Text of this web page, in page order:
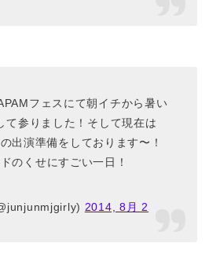
フェスにて朝イチから暑い
て参りました！そして現在は
出演準備をしております〜！
のくせにすごい一日！
2014, 8月 2